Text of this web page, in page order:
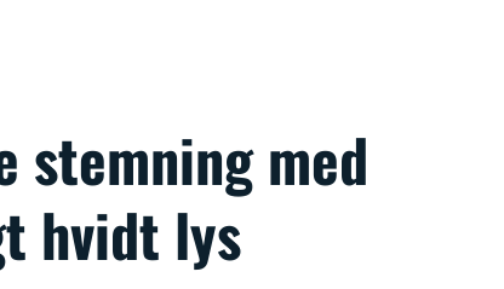
stemning med
hvidt lys